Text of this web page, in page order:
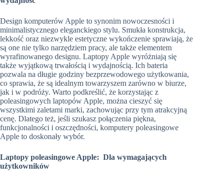
Design komputerów Apple to synonim nowoczesności i
minimalistycznego eleganckiego stylu. Smukła konstrukcja,
lekkość oraz niezwykle estetyczne wykończenie sprawiają, że
są one nie tylko narzędziem pracy, ale także elementem
wyrafinowanego designu. Laptopy Apple wyróżniają się
także wyjątkową trwałością i wydajnością. Ich bateria
pozwala na długie godziny bezprzewodowego użytkowania,
co sprawia, że są idealnym towarzyszem zarówno w biurze,
jak i w podróży. Warto podkreślić, że korzystając z
poleasingowych laptopów Apple, można cieszyć się
wszystkimi zaletami marki, zachowując przy tym atrakcyjną
cenę. Dlatego też, jeśli szukasz połączenia piękna,
funkcjonalności i oszczędności, komputery poleasingowe
Apple to doskonały wybór.
Laptopy poleasingowe Apple: Dla wymagających
użytkowników